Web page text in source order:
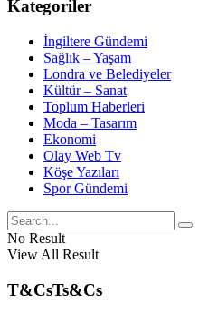
Kategoriler
İngiltere Gündemi
Sağlık – Yaşam
Londra ve Belediyeler
Kültür – Sanat
Toplum Haberleri
Moda – Tasarım
Ekonomi
Olay Web Tv
Köşe Yazıları
Spor Gündemi
No Result
View All Result
T&CsTs&Cs